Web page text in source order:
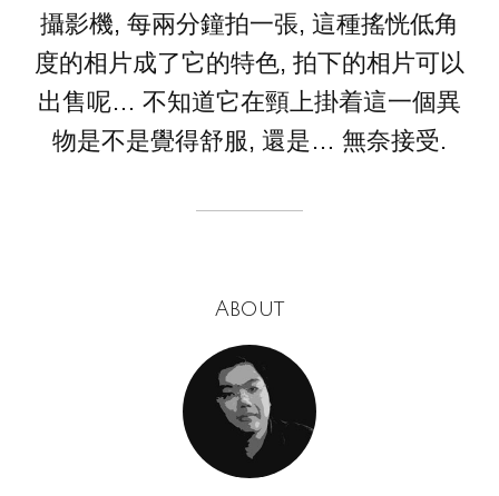
攝影機, 每兩分鐘拍一張, 這種搖恍低角
度的相片成了它的特色, 拍下的相片可以
出售呢… 不知道它在頸上掛着這一個異
物是不是覺得舒服, 還是… 無奈接受.
About